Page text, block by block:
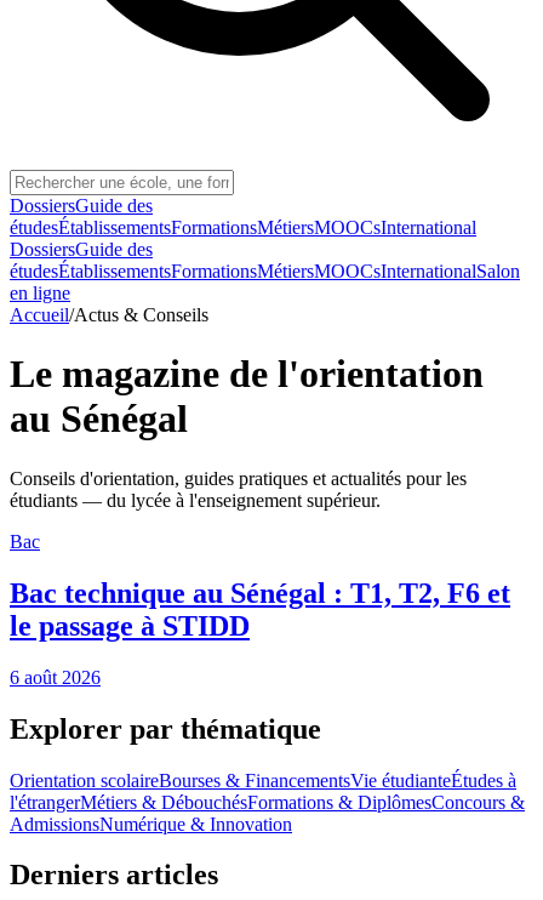
DossiersGuide des
étudesÉtablissementsFormationsMétiersMOOCsInternational
DossiersGuide des
étudesÉtablissementsFormationsMétiersMOOCsInternationalSalon
en ligne
Accueil/Actus & Conseils
Le magazine de l'orientation
au Sénégal
Conseils d'orientation, guides pratiques et actualités pour les
étudiants — du lycée à l'enseignement supérieur.
Bac
Bac technique au Sénégal : T1, T2, F6 et
le passage à STIDD
6 août 2026
Explorer par thématique
Orientation scolaireBourses & FinancementsVie étudianteÉtudes à
l'étrangerMétiers & DébouchésFormations & DiplômesConcours &
AdmissionsNumérique & Innovation
Derniers articles